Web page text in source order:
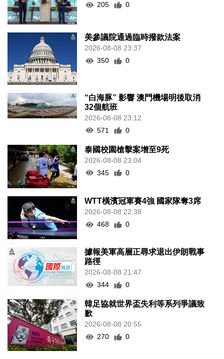
205
0
美參議院通過臨時撥款法案
2026-08-08 23:37
350
0
“白海豚” 影響 澳門機場明後取消
32個航班
2026-08-08 23:12
571
0
泰國校園槍擊案增至9死
2026-08-08 23:04
345
0
WTT橫濱冠軍賽4強 國家隊奪3席
2026-08-08 22:38
468
0
據報美軍高層正尋求退出伊朗戰事
路徑
2026-08-08 21:47
344
0
韓足協就世界盃失利等系列爭議致
歉
2026-08-08 20:55
270
0